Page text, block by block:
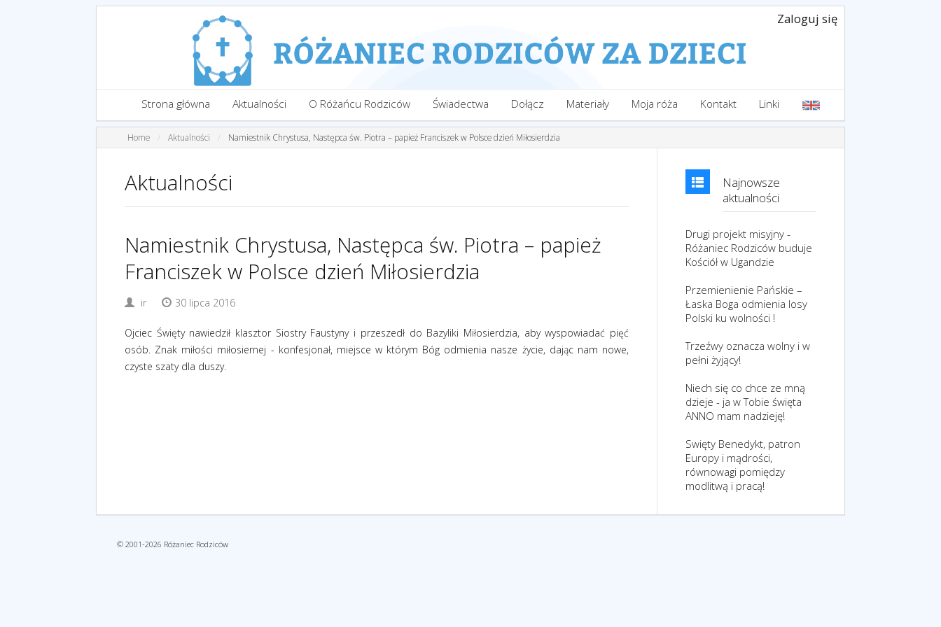
Zaloguj się
Strona główna Aktualności O Różańcu Rodziców Świadectwa Dołącz Materiały Moja róża Kontakt Linki
Home Aktualności Namiestnik Chrystusa, Następca św. Piotra – papież Franciszek w Polsce dzień Miłosierdzia
Aktualności
Namiestnik Chrystusa, Następca św. Piotra – papież
Franciszek w Polsce dzień Miłosierdzia
ir 30 lipca 2016
Ojciec Święty nawiedził klasztor Siostry Faustyny i przeszedł do Bazyliki Miłosierdzia, aby wyspowiadać pięć
osób. Znak miłości miłosiernej - konfesjonał, miejsce w którym Bóg odmienia nasze życie, dając nam nowe,
czyste szaty dla duszy.
Najnowsze
aktualności
Drugi projekt misyjny -
Różaniec Rodziców buduje
Kościół w Ugandzie
Przemienienie Pańskie –
Łaska Boga odmienia losy
Polski ku wolności !
Trzeźwy oznacza wolny i w
pełni żyjący!
Niech się co chce ze mną
dzieje - ja w Tobie święta
ANNO mam nadzieję!
Swięty Benedykt, patron
Europy i mądrości,
równowagi pomiędzy
modlitwą i pracą!
© 2001-2026 Różaniec Rodziców